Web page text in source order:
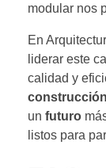
modular nos
En
liderar este
calidad y
un futuro
listos para